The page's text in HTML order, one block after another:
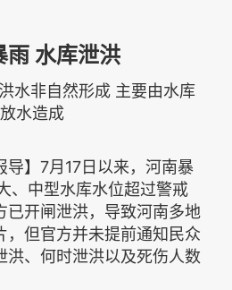
雨 水库泄洪
水非自然形成 主要由水库
放水造成
导】7月17日以来，河南暴
、中型水库水位超过警戒
已开闸泄洪，导致河南多地
，但官方并未提前通知民众
洪、何时泄洪以及死伤人数